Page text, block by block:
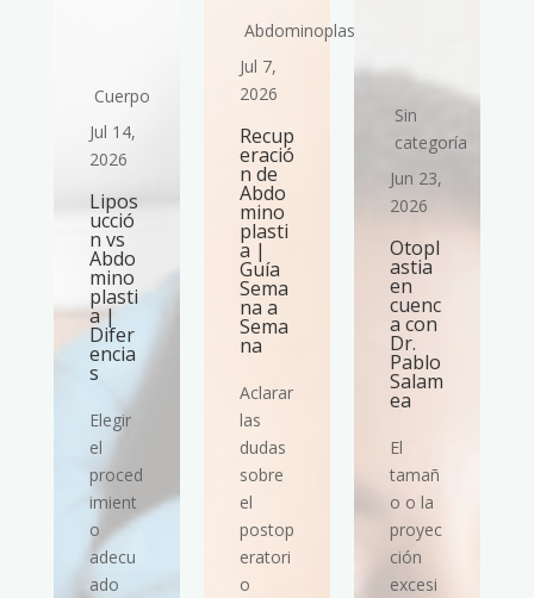
Cuerpo
Jul 14,
2026
Lipos
ucció
n vs
Abdo
mino
plasti
a |
Difer
encia
s
Elegir
el
proced
imient
o
adecu
ado
Abdominoplastia
Jul 7,
2026
Recup
eració
n de
Abdo
mino
plasti
a |
Guía
Sema
na a
Sema
na
Aclarar
las
dudas
sobre
el
postop
eratori
o
Sin
categoría
Jun 23,
2026
Otopl
astia
en
cuenc
a con
Dr.
Pablo
Salam
ea
El
tamañ
o o la
proyec
ción
excesi